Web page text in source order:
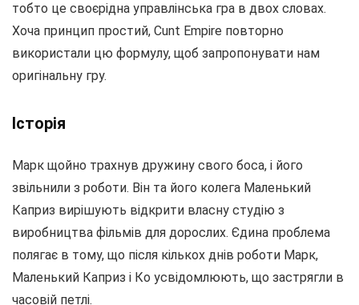
тобто це своєрідна управлінська гра в двох словах.
Хоча принцип простий, Cunt Empire повторно
використали цю формулу, щоб запропонувати нам
оригінальну гру.
Історія
Марк щойно трахнув дружину свого боса, і його
звільнили з роботи. Він та його колега Маленький
Каприз вирішують відкрити власну студію з
виробництва фільмів для дорослих. Єдина проблема
полягає в тому, що після кількох днів роботи Марк,
Маленький Каприз і Ко усвідомлюють, що застрягли в
часовій петлі.